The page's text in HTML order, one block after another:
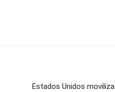
Estados Unidos